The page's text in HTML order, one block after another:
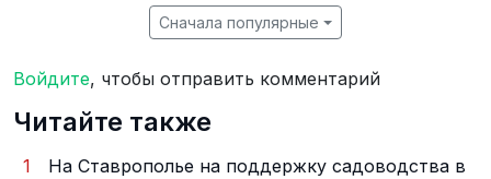
Сначала популярные
Войдите, чтобы отправить комментарий
Читайте также
1
На Ставрополье на поддержку садоводства в